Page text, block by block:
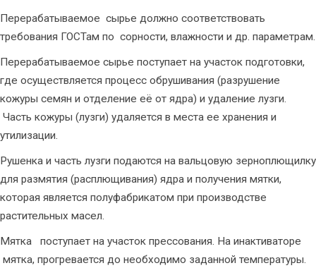
Перерабатываемое сырье должно соответствовать
требования ГОСТам по сорности, влажности и др. параметрам.
Перерабатываемое сырье поступает на участок подготовки,
где осуществляется процесс обрушивания (разрушение
кожуры семян и отделение её от ядра) и удаление лузги.
Часть кожуры (лузги) удаляется в места ее хранения и
утилизации.
Рушенка и часть лузги подаются на вальцовую зерноплющилку
для размятия (расплющивания) ядра и получения мятки,
которая является полуфабрикатом при производстве
растительных масел.
Мятка поступает на участок прессования. На инактиваторе
мятка, прогревается до необходимо заданной температуры.